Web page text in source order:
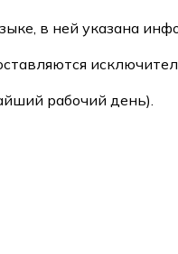
в ней указана
рабочий день).